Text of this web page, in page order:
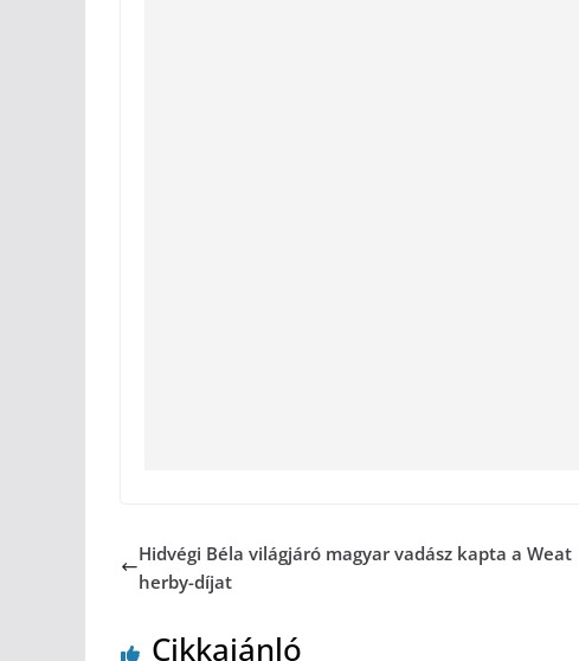
Hidvégi Béla világjáró magyar vadász kapta a Weat
herby-díjat
Cikkajánló